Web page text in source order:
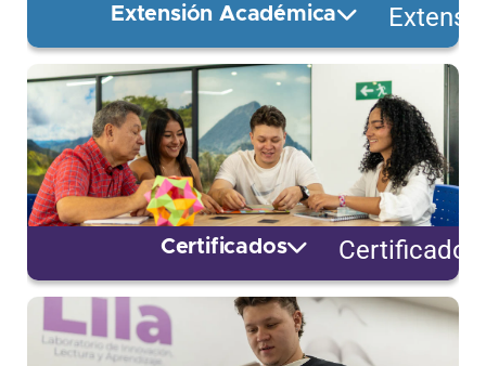
Extensión Académica
Certificados Certificados